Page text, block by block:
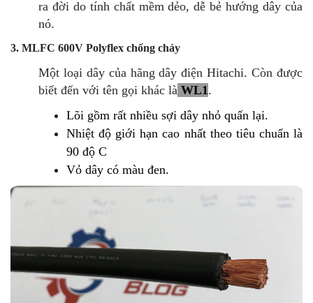
ra đời do tính chất mềm dẻo, dễ bẻ hướng dây của
nó.
3. MLFC 600V Polyflex chống cháy
Một loại dây của hãng dây điện Hitachi. Còn được
biết đến với tên gọi khác là WL1.
Lõi gồm rất nhiều sợi dây nhỏ quấn lại.
Nhiệt độ giới hạn cao nhất theo tiêu chuẩn là
90 độ C
Vỏ dây có màu đen.